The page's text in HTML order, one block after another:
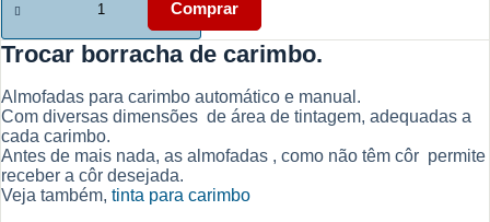
de
borracha
de
automatico
Comprar
Trocar borracha de carimbo.
Almofadas para carimbo automático e manual.
Com diversas dimensões de área de tintagem, adequadas a
cada carimbo.
Antes de mais nada, as almofadas , como não têm côr permite
receber a côr desejada.
Veja também, tinta para carimbo